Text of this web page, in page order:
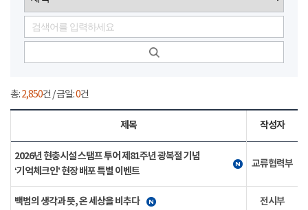
총:2,850건 / 금일:0건
제목 작성자
2026년 현충시설 스탬프 투어 제81주년 광복절 기념
‘기억체크인’ 현장 배포 특별 이벤트
교류협력부
백범의 생각과 뜻, 온 세상을 비추다 전시부